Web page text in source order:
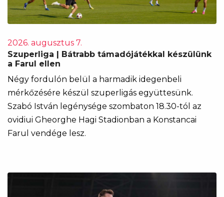
2026. augusztus 7.
Szuperliga | Bátrabb támadójátékkal készülünk
a Farul ellen
Négy fordulón belül a harmadik idegenbeli
mérkőzésére készül szuperligás együttesünk.
Szabó István legénysége szombaton 18.30-tól az
ovidiui Gheorghe Hagi Stadionban a Konstancai
Farul vendége lesz.